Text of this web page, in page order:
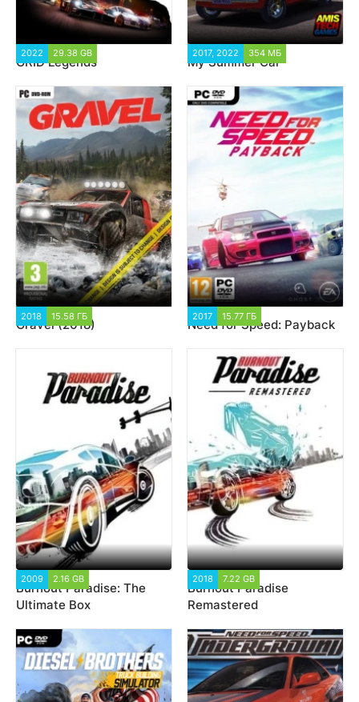
2022 29.38 GB
GRID Legends
2017, 2022 354 МБ
My Summer Car
2018 15.58 ГБ
Gravel (2018)
2017 15.77 ГБ
Need for Speed: Payback
2009 2.16 GB
Burnout Paradise: The
Ultimate Box
2018 7.22 GB
Burnout Paradise
Remastered